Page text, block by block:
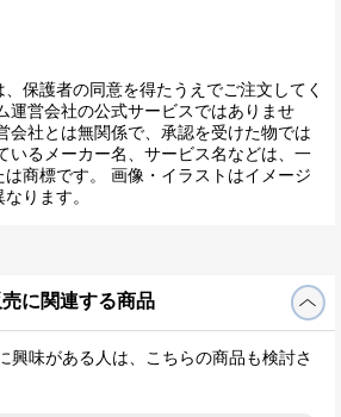
保護者の同意を得たうえでご注文してく
運営会社の公式サービスではありませ
会社とは無関係で、承認を受けた物では
いるメーカー名、サービス名などは、一
商標です。 画像・イラストはイメージ
ります。
に関連する商品
興味がある人は、こちらの商品も検討さ